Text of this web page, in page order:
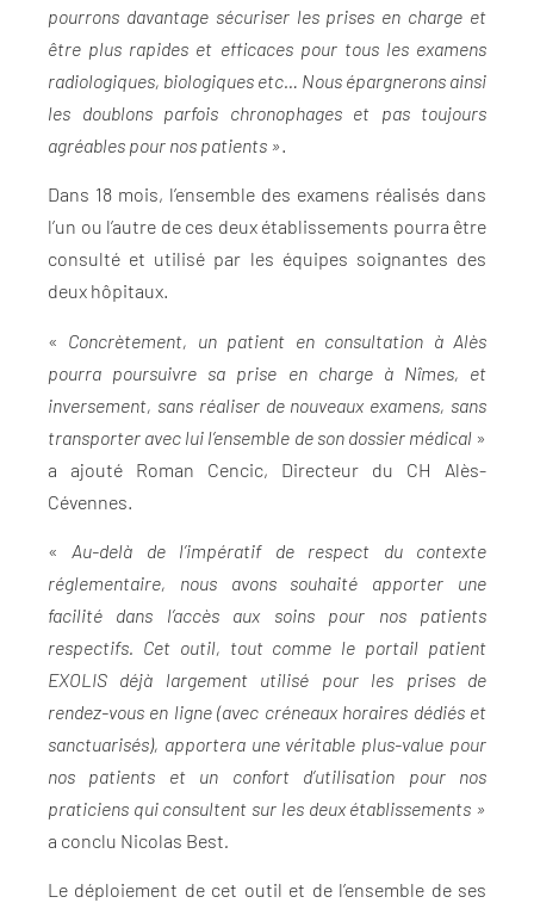
pourrons davantage sécuriser les prises en charge et
être plus rapides et efficaces pour tous les examens
radiologiques, biologiques etc… Nous épargnerons ainsi
les doublons parfois chronophages et pas toujours
agréables pour nos patients »
Dans 18 mois, l’ensemble des examens réalisés dans
l’un ou l’autre de ces deux établissements pourra être
consulté et utilisé par les équipes soignantes des
deux hôpitaux.
« Concrètement, un patient en consultation à Alès
pourra poursuivre sa prise en charge à Nîmes, et
inversement, sans réaliser de nouveaux examens, sans
transporter avec lui l’ensemble de son dossier médical»
a ajouté Roman Cencic, Directeur du CH Alès-
Cévennes.
«Au-delà de l’impératif de respect du contexte
réglementaire, nous avons souhaité apporter une
facilité dans l’accès aux soins pour nos patients
respectifs. Cet outil, tout comme le portail patient
EXOLIS déjà largement utilisé pour les prises de
rendez-vous en ligne (avec créneaux horaires dédiés et
sanctuarisés), apportera une véritable plus-value pour
nos patients et un confort d’utilisation pour nos
praticiens qui consultent sur les deux établissements »
a conclu Nicolas Best.
Le déploiement de cet outil et de l’ensemble de ses